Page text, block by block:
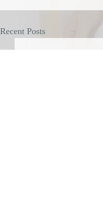
Recent Posts